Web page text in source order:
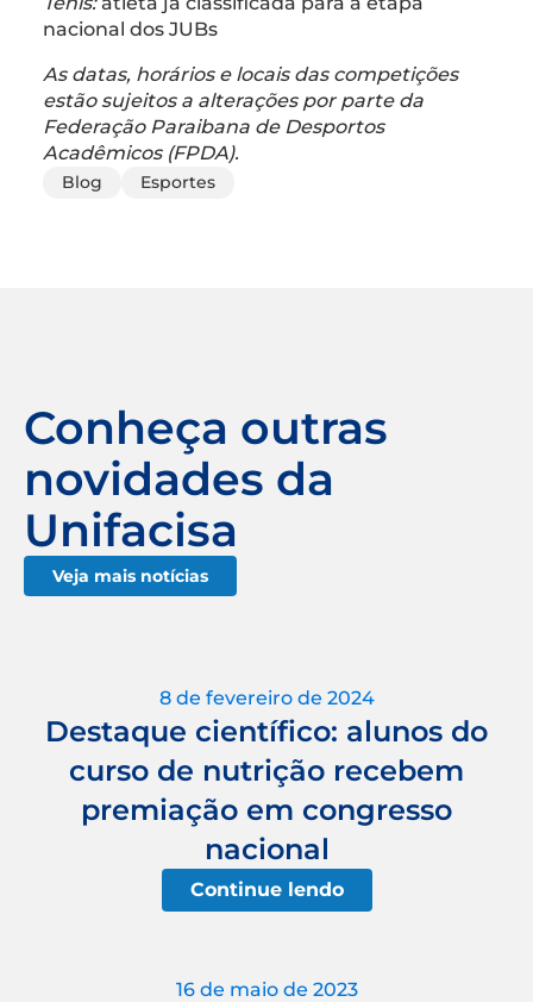
nacional dos JUBs
As datas, horários e locais das competições
estão sujeitos a alterações por parte da
Federação Paraibana de Desportos
Acadêmicos (FPDA).
Blog Esportes
Conheça outras
novidades da
Unifacisa
Veja mais notícias
8 de fevereiro de 2024
Destaque científico: alunos do
curso de nutrição recebem
premiação em congresso
nacional
Continue lendo
16 de maio de 2023